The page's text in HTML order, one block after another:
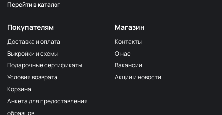
Перейти в каталог
Покупателям
Доставка и оплата
Выкройки и схемы
Подарочные сертификаты
Условия возврата
Корзина
Анкета для предоставления
образцов
Магазин
Контакты
О нас
Вакансии
Акции и новости